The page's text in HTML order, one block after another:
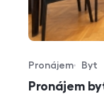
Pronájem
Typ nabídky
Pronájem
Typ nemovitosti
Byt